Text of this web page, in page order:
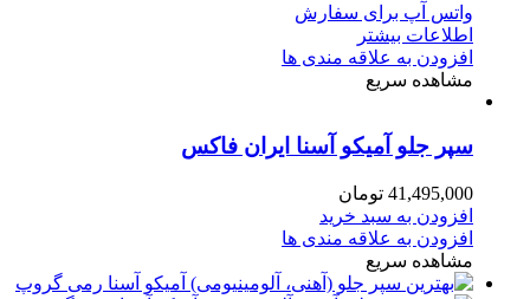
واتس آپ برای سفارش
اطلاعات بیشتر
افزودن به علاقه مندی ها
مشاهده سریع
سپر جلو آمیکو آسنا ایران فاکس
41,495,000 تومان
افزودن به سبد خرید
افزودن به علاقه مندی ها
مشاهده سریع